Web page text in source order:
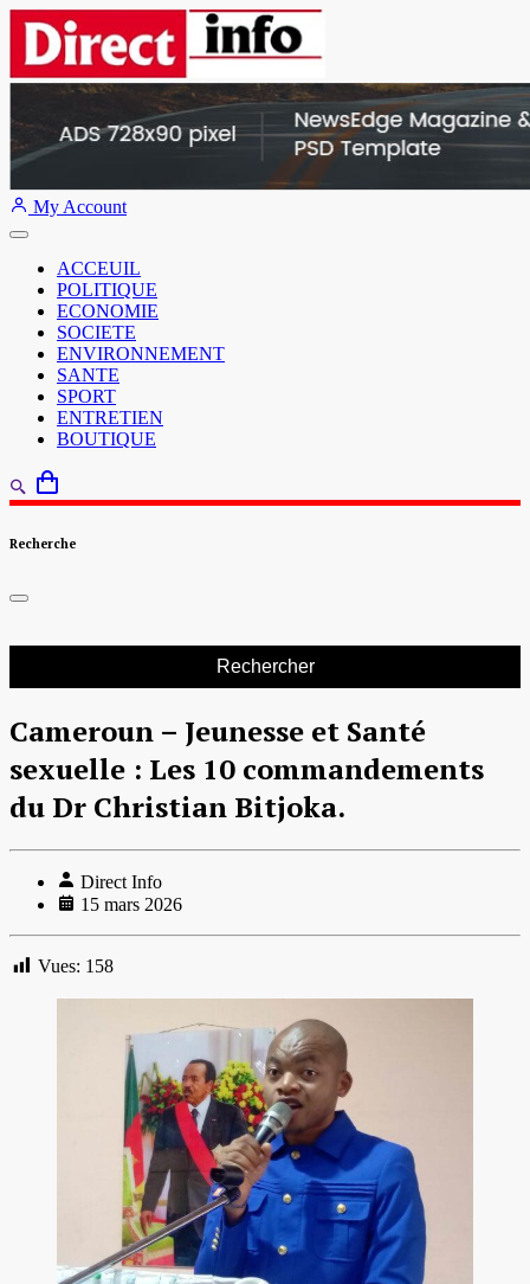
My Account
ACCEUIL
POLITIQUE
ECONOMIE
SOCIETE
ENVIRONNEMENT
SANTE
SPORT
ENTRETIEN
BOUTIQUE
Recherche
Cameroun – Jeunesse et Santé
sexuelle : Les 10 commandements
du Dr Christian Bitjoka.
Direct Info
15 mars 2026
Vues: 158